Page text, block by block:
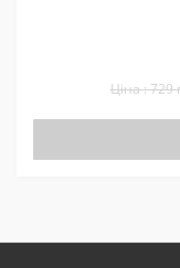
Ціна : 729